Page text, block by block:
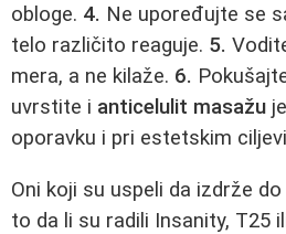
obloge. 4. Ne upoređujte se
telo različito reaguje. 5.
mera, a ne kilaže. 6.
uvrstite i anticelulit masažu
oporavku i pri estetskim
Oni koji su uspeli da izdrže
to da li su radili Insanity, T25